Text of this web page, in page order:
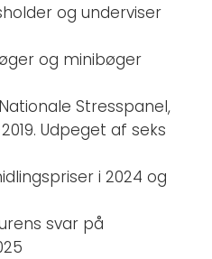
og underviser
og minibøger
Stresspanel,
Udpeget af seks
i 2024 og
svar på